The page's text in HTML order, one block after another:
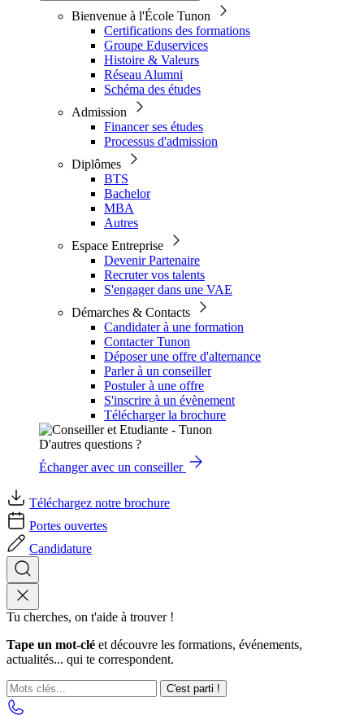
Bienvenue à l'École Tunon
Certifications des formations
Groupe Eduservices
Histoire & Valeurs
Réseau Alumni
Schéma des études
Admission
Financer ses études
Processus d'admission
Diplômes
BTS
Bachelor
MBA
Autres
Espace Entreprise
Devenir Partenaire
Recruter vos talents
S'engager dans une VAE
Démarches & Contacts
Candidater à une formation
Contacter Tunon
Déposer une offre d'alternance
Parler à un conseiller
Postuler à une offre
S'inscrire à un évènement
Télécharger la brochure
D'autres questions ?
Échanger avec un conseiller
Téléchargez notre brochure
Portes ouvertes
Candidature
Tu cherches, on t'aide à trouver !
Tape un mot-clé et découvre les formations, événements,
actualités... qui te correspondent.
C'est parti !